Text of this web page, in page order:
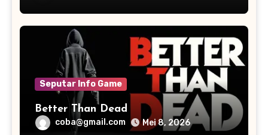
Seputar Info Game
Better Than Dead
coba@gmail.com Mei 8, 2026